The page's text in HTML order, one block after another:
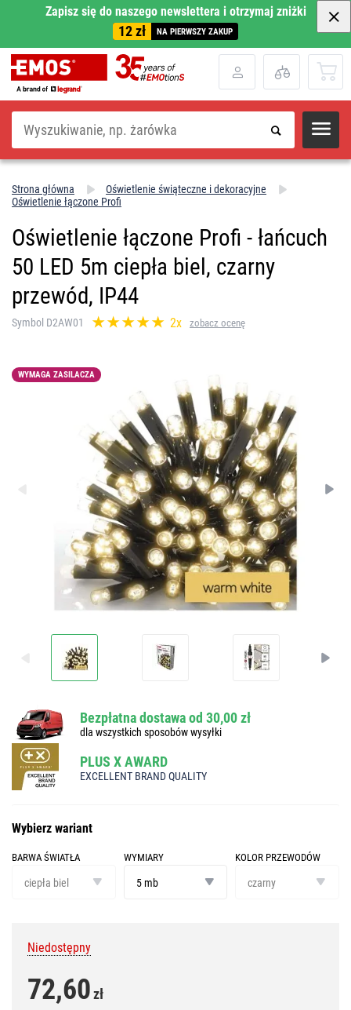
Zapisz się do naszego newslettera i otrzymaj zniżki
12 zł NA PIERWSZY ZAKUP
Szukaj
Strona główna
Oświetlenie świąteczne i dekoracyjne
Oświetlenie łączone Profi
Oświetlenie łączone Profi - łańcuch
50 LED 5m ciepła biel, czarny
przewód, IP44
Symbol D2AW01 2x zobacz ocenę
WYMAGA ZASILACZA
Bezpłatna dostawa od 30,00 zł
dla wszystkich sposobów wysyłki
PLUS X AWARD
EXCELLENT BRAND QUALITY
Wybierz wariant
BARWA ŚWIATŁA
światła
ciepła biel
WYMIARY
5 mb
KOLOR PRZEWODÓW
przewodów
czarny
Niedostępny
72,60zł